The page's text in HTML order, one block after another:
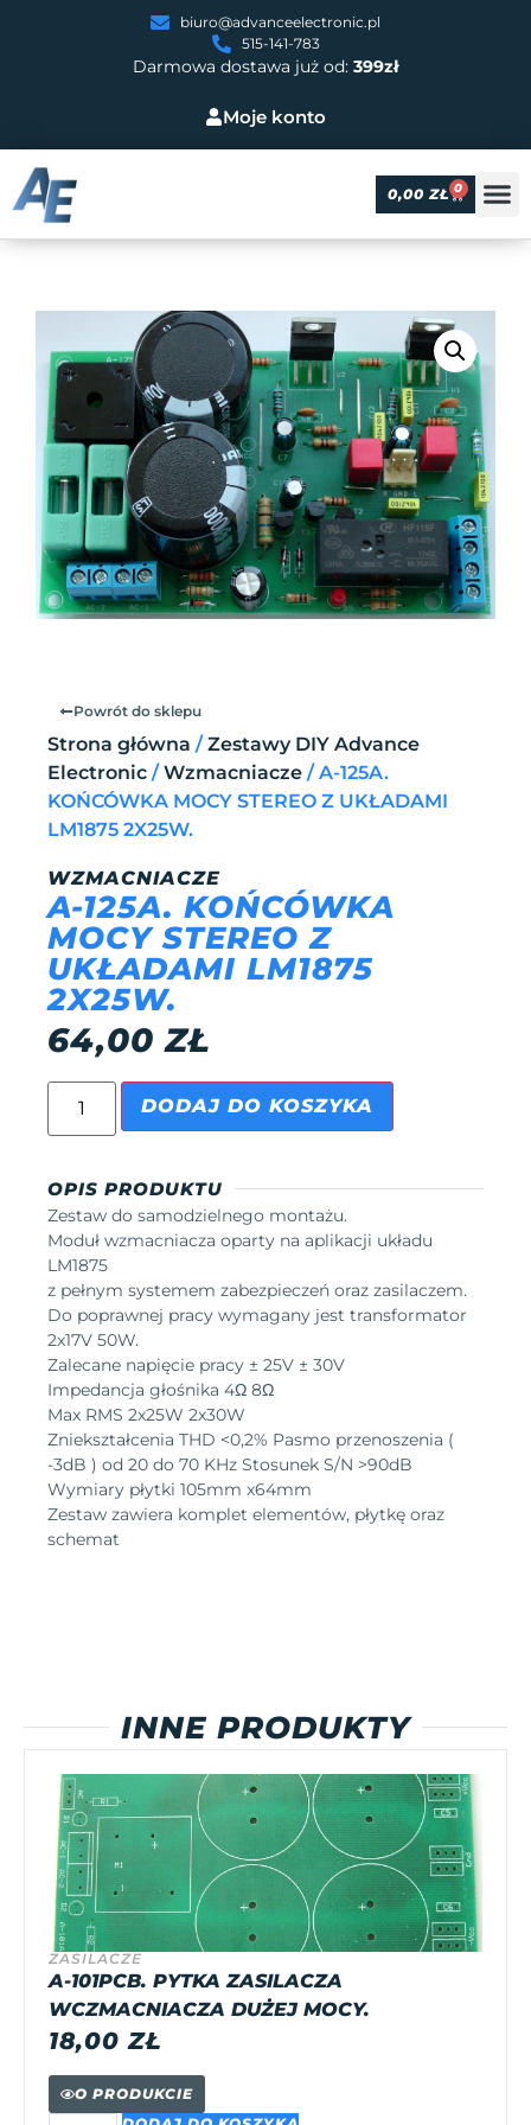
Moje konto
Darmowa dostawa już od: 399zł
biuro@advanceelectronic.pl
515-141-783
0,00 ZŁ 0
Powrót do sklepu
Strona główna /Zestawy DIY Advance
Electronic /Wzmacniacze / A-125A.
KOŃCÓWKA MOCY STEREO Z UKŁADAMI
LM1875 2X25W.
WZMACNIACZE
A-125A. KOŃCÓWKA
MOCY STEREO Z
UKŁADAMI LM1875
2X25W.
64,00ZŁ
DODAJ DO KOSZYKA
OPIS PRODUKTU
Zestaw do samodzielnego montażu.
Moduł wzmacniacza oparty na aplikacji układu
LM1875
z pełnym systemem zabezpieczeń oraz zasilaczem.
Do poprawnej pracy wymagany jest transformator
2x17V 50W.
Zalecane napięcie pracy ± 25V ± 30V
Impedancja głośnika 4Ω 8Ω
Max RMS 2x25W 2x30W
Zniekształcenia THD <0,2% Pasmo przenoszenia (
-3dB ) od 20 do 70 KHz Stosunek S/N >90dB
Wymiary płytki 105mm x64mm
Zestaw zawiera komplet elementów, płytkę oraz
schemat
INNE PRODUKTY
ZASILACZE
A-101PCB. PYTKA ZASILACZA
WCZMACNIACZA DUŻEJ MOCY.
18,00ZŁ
O PRODUKCIE